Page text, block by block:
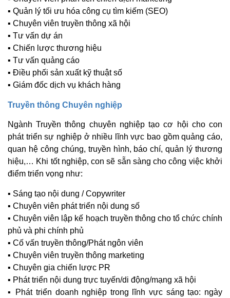
▪ Quản lý tối ưu hóa công cụ tìm kiếm (SEO)
▪ Chuyên viên truyền thông xã hội
▪ Tư vấn dự án
▪ Chiến lược thương hiệu
▪ Tư vấn quảng cáo
▪ Điều phối sản xuất kỹ thuật số
▪ Giám đốc dịch vụ khách hàng
Truyền thông Chuyên nghiệp
Ngành Truyền thông chuyên nghiệp tạo cơ hội cho con
phát triển sự nghiệp ở nhiều lĩnh vực bao gồm quảng cáo,
quan hệ công chúng, truyền hình, báo chí, quản lý thương
hiệu,… Khi tốt nghiệp, con sẽ sẵn sàng cho công việc khởi
điểm triển vọng như:
▪ Sáng tạo nội dung / Copywriter
▪ Chuyên viên phát triển nội dung số
▪ Chuyên viên lập kế hoạch truyền thông cho tổ chức chính
phủ và phi chính phủ
▪ Cố vấn truyền thông/Phát ngôn viên
▪ Chuyên viên truyền thông marketing
▪ Chuyên gia chiến lược PR
▪ Phát triển nội dung trực tuyến/di động/mạng xã hội
▪ Phát triển doanh nghiệp trong lĩnh vực sáng tạo: ngày